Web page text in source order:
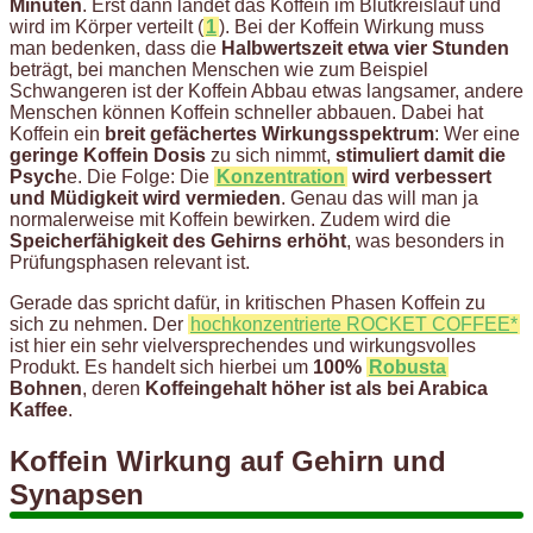
Minuten. Erst dann landet das Koffein im Blutkreislauf und
wird im Körper verteilt (1). Bei der Koffein Wirkung muss
man bedenken, dass die Halbwertszeit etwa vier Stunden
beträgt, bei manchen Menschen wie zum Beispiel
Schwangeren ist der Koffein Abbau etwas langsamer, andere
Menschen können Koffein schneller abbauen. Dabei hat
Koffein ein breit gefächertes Wirkungsspektrum: Wer eine
geringe Koffein Dosis zu sich nimmt, stimuliert damit die
Psyche. Die Folge: Die Konzentration wird verbessert
und Müdigkeit wird vermieden. Genau das will man ja
normalerweise mit Koffein bewirken. Zudem wird die
Speicherfähigkeit des Gehirns erhöht, was besonders in
Prüfungsphasen relevant ist.
Gerade das spricht dafür, in kritischen Phasen Koffein zu
sich zu nehmen. Der hochkonzentrierte ROCKET COFFEE*
ist hier ein sehr vielversprechendes und wirkungsvolles
Produkt. Es handelt sich hierbei um 100% Robusta
Bohnen, deren Koffeingehalt höher ist als bei Arabica
Kaffee.
Koffein Wirkung auf Gehirn und
Synapsen